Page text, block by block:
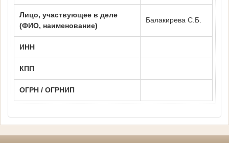
Лицо, участвующее в деле
(ФИО, наименование)
Балакирева С.Б.
ИНН
КПП
ОГРН / ОГРНИП